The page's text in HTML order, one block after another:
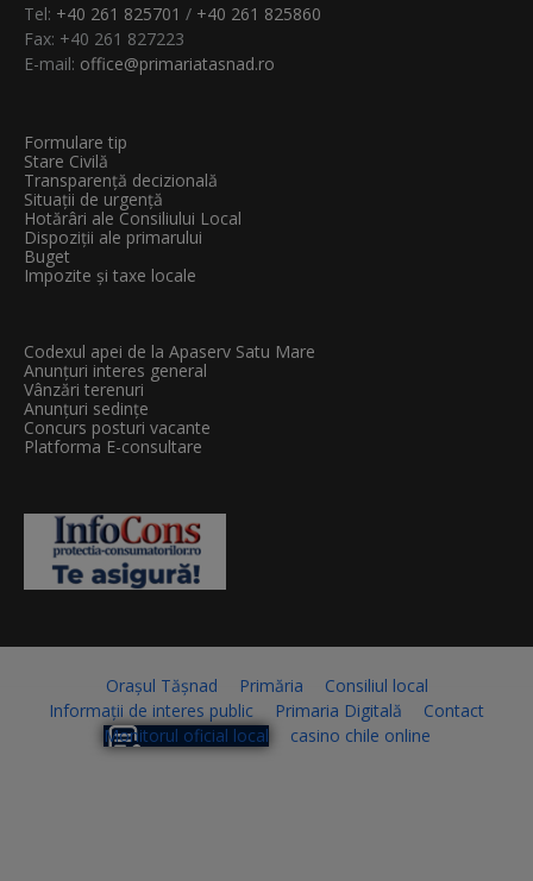
Tel: +40 261 825701 / +40 261 825860
Fax: +40 261 827223
E-mail: office@primariatasnad.ro
Formulare tip
Stare Civilă
Transparenţă decizională
Situații de urgență
Hotărâri ale Consiliului Local
Dispoziții ale primarului
Buget
Impozite și taxe locale
Codexul apei de la Apaserv Satu Mare
Anunțuri interes general
Vânzări terenuri
Anunțuri sedințe
Concurs posturi vacante
Platforma E-consultare
Orașul Tășnad Primăria
Consiliul local
Informații de interes public
Primaria Digitală
Contact
Monitorul oficial local
casino chile online